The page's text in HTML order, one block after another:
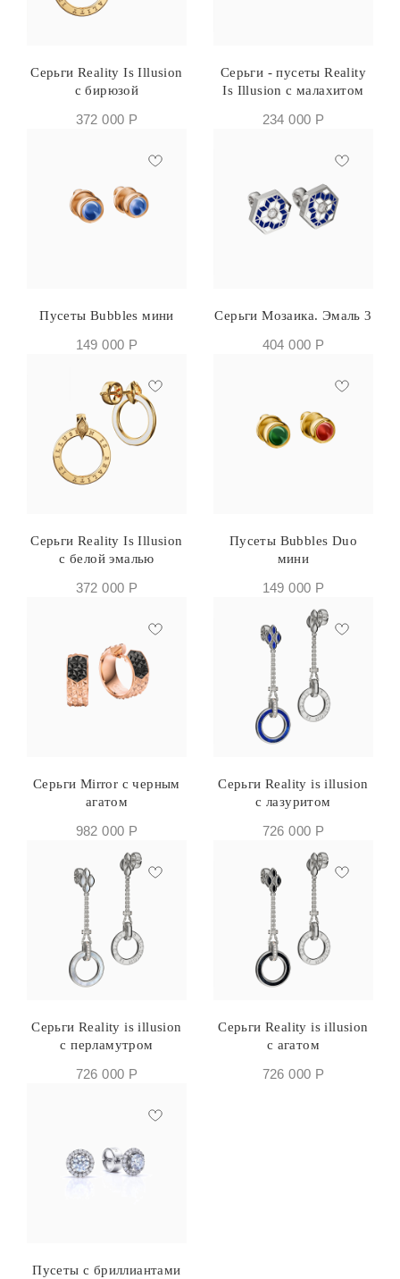
Серьги Reality Is Illusion
с бирюзой
372 000 Р
Серьги - пусеты Reality
Is Illusion с малахитом
234 000 Р
Пусеты Bubbles мини
149 000 Р
Серьги Мозаика. Эмаль 3
404 000 Р
Серьги Reality Is Illusion
с белой эмалью
372 000 Р
Пусеты Bubbles Duo
мини
149 000 Р
Серьги Mirror с черным
агатом
982 000 Р
Серьги Reality is illusion
с лазуритом
726 000 Р
Серьги Reality is illusion
с перламутром
726 000 Р
Серьги Reality is illusion
с агатом
726 000 Р
Пусеты с бриллиантами